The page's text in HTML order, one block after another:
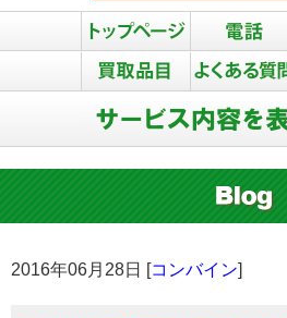
2016年06月28日 [コンバイン]